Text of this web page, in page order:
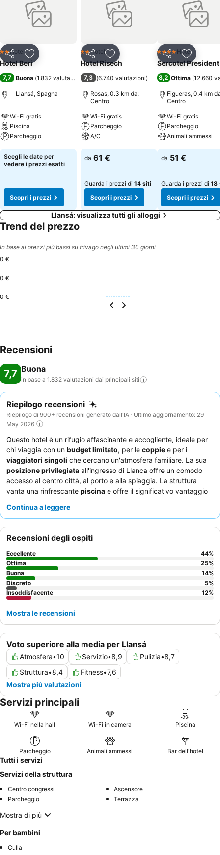
CondividiAggiungi ai preferiti
2 Stelle
Hotel
Hotel Beri
7,7 Buona (1.832 valutazioni )
Llansá, Spagna
Wi-Fi gratis
Piscina
Parcheggio
Scopri i prezzi
Scegli le date per
vedere i prezzi esatti
Scopri i prezzi
CondividiAggiungi ai preferiti
2 Stelle
Hotel
Hotel Risech
7,3 (6.740 valutazioni)
Rosas, 0.3 km da:
Centro
Wi-Fi gratis
Parcheggio
A/C
Scopri i prezzi
da 61 €
Guarda i prezzi di 14 siti
Scopri i prezzi
Condividi
4 StelleHotel
Sercotel President
8,2 Ottima (12.660
Figueras, 0.4 km
Centro
Wi-Fi gratis
Parcheggio
Animali ammessi
Scopri i prezzi
da 51 €
Guarda i prezzi di 18
Scopri i prezzi
Llansá: visualizza tutti gli alloggi
Trend del prezzo
In base ai prezzi più bassi su trivago negli ultimi 30 giorni
0 €
0 €
0 €
Recensioni
7,7 Buona
in base a 1.832 valutazioni dai principali siti
Riepilogo recensioni
Riepilogo di 900+ recensioni generato dall'IA · Ultimo aggiornamento: 29
May 2026
Questo hotel è un rifugio affascinante e accogliente, ideale per
chi viaggia con un budget limitato, per le coppie e per i
viaggiatori singoli che cercano un'atmosfera familiare. La sua
posizione privilegiata all'ingresso di Llanca offre un comodo
accesso al centro città, al porto e alla spiaggia. La struttura
vanta una rinfrescante piscina e offre il significativo vantaggio
personale eccezionalmente cordiale e attento
Per un'esperienza più tranquilla, si consiglia di richiedere una
camera non affacciata sulla strada.
Continua a leggere
Voto superiore alla media per Llansá
Atmosfera•10 Servizio•8,9 Pulizia•8,7
Struttura•8,4 Fitness•7,6
Mostra più valutazioni
Recensioni degli ospiti
Eccellente 44%
Ottima
25%
Buona
14%
Discreto
5%
Insoddisfacente
12%
Mostra le recensioni
Servizi principali
Wi-Fi nella hall Wi-Fi in camera Piscina
Parcheggio Animali ammessi Bar dell'hotel
Tutti i servizi
Servizi della struttura
Centro congressi
Ascensore
Parcheggio
Terrazza
Mostra di più
Per bambini
Culla